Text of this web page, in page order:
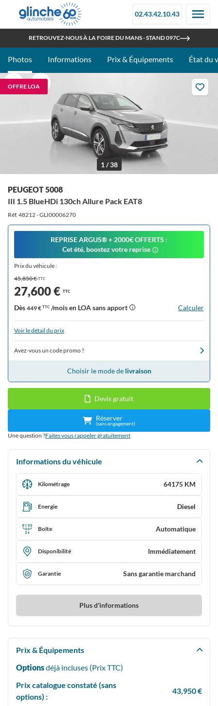
02.43.42.10.43
RETROUVEZ-NOUS À LA FOIRE DU MANS - STAND 097C
OUVERT TOUT L'ÉTÉ
Photos Informations Prix & Équipements État du
OFFRE LOA
1 / 38
PEUGEOT 5008
III 1.5 BlueHDi 130ch Allure Pack EAT8
Réf. 48212 - GLI00006270
REPRISE ARGUS®️ + 2000€ OFFERTS :
Cet été, boostez votre reprise
Prix du véhicule :
45,850 €TTC
27,600 € TTC
Dès 449 € TTC /mois en LOA sans apport Calculer
Voir le détail du prix
Avez-vous un code promo ?
Choisir le mode de livraison
Devis gratuit
Réserver
(sans engagement)
Une question ?Faites vous rappeler gratuitement
Informations du véhicule
Kilométrage 64175 KM
Energie Diesel
Boîte Automatique
Disponibilité Immédiatement
Garantie Sans garantie marchand
Plus d'informations
Prix & Équipements
Optionsdéjà incluses (PrixTTC)
Prix catalogue constaté (sans
options) :
43,950 €